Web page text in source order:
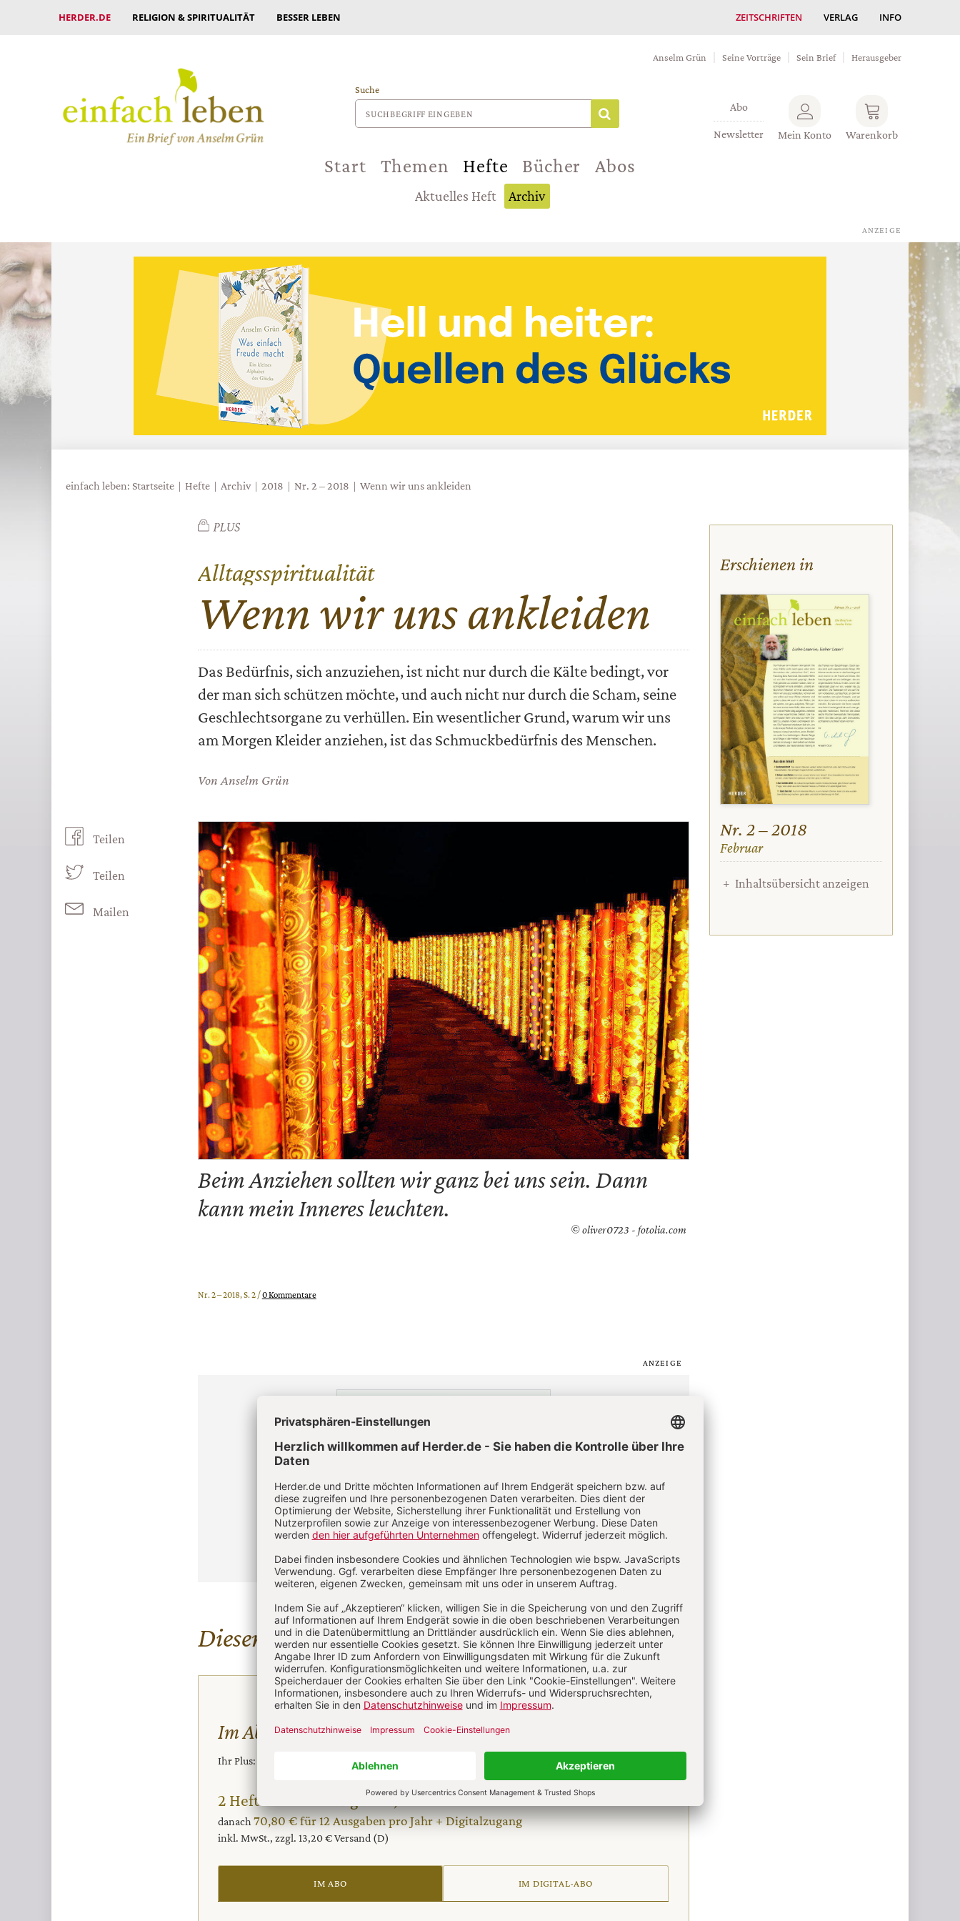
HERDER.DE RELIGION & SPIRITUALITÄT BESSER LEBEN ZEITSCHRIFTEN VERLAG INFO
Anselm Grün Seine Vorträge Sein Brief Herausgeber
Suche
Abo
Newsletter Mein Konto Warenkorb
Start Themen Hefte Bücher Abos
Aktuelles Heft Archiv
einfach leben: Startseite Hefte Archiv 2018 Nr. 2 – 2018 Wenn wir uns ankleiden
Alltagsspiritualität
:
Wenn wir uns ankleiden
Das Bedürfnis, sich anzuziehen, ist nicht nur durch die Kälte bedingt, vor
der man sich schützen möchte, und auch nicht nur durch die Scham, seine
Geschlechtsorgane zu verhüllen. Ein wesentlicher Grund, warum wir uns
am Morgen Kleider anziehen, ist das Schmuckbedürfnis des Menschen.
Von Anselm Grün
Beim Anziehen sollten wir ganz bei uns sein. Dann
kann mein Inneres leuchten.
© oliver0723 - fotolia.com
Nr. 2 – 2018, S. 2 /0 Kommentare
Diesen Artikel jetzt lesen!
Im Abo
Ihr Plus: Zugriff auch auf alle anderen Artikel im Abo-Bereich
2 Hefte + 2 Hefte digital 0,00 €
danach 70,80 € für 12 Ausgaben pro Jahr + Digitalzugang
inkl. MwSt., zzgl. 13,20 € Versand (D)
IM ABO IM DIGITAL-ABO
Teilen
Teilen
Mailen
Erschienen in
Nr. 2 – 2018
:
Februar
Inhaltsübersicht anzeigen